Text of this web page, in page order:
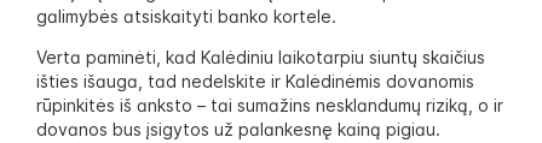
galimybės atsiskaityti banko kortele.
Verta paminėti, kad Kalėdiniu laikotarpiu siuntų skaičius
išties išauga, tad nedelskite ir Kalėdinėmis dovanomis
rūpinkitės iš anksto – tai sumažins nesklandumų riziką, o ir
dovanos bus įsigytos už palankesnę kainą pigiau.